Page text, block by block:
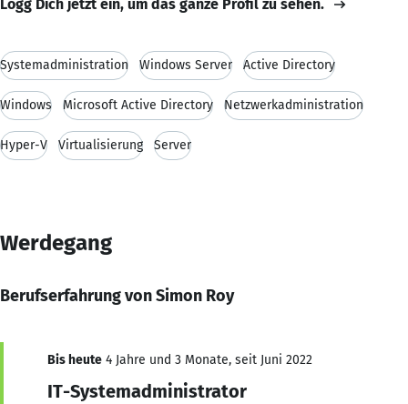
Logg Dich jetzt ein, um das ganze Profil zu sehen.
Systemadministration Windows Server Active Directory
Windows Microsoft Active Directory Netzwerkadministration
Hyper-V Virtualisierung Server
Werdegang
Berufserfahrung von Simon Roy
Bis heute 4 Jahre und 3 Monate, seit Juni 2022
IT-Systemadministrator